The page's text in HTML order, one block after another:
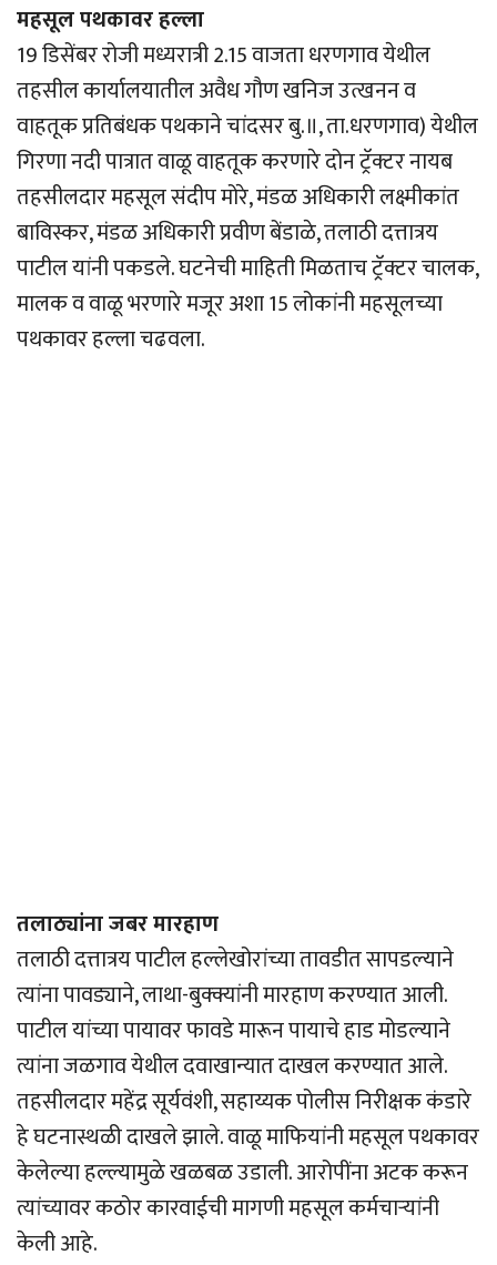
महसूल पथकावर हल्ला
19 डिसेंबर रोजी मध्यरात्री 2.15 वाजता धरणगाव येथील
तहसील कार्यालयातील अवैध गौण खनिज उत्खनन व
वाहतूक प्रतिबंधक पथकाने चांदसर बु.॥, ता.धरणगाव) येथील
गिरणा नदी पात्रात वाळू वाहतूक करणारे दोन ट्रॅक्टर नायब
तहसीलदार महसूल संदीप मोरे, मंडळ अधिकारी लक्ष्मीकांत
बाविस्कर, मंडळ अधिकारी प्रवीण बेंडाळे, तलाठी दत्तात्रय
पाटील यांनी पकडले. घटनेची माहिती मिळताच ट्रॅक्टर चालक,
मालक व वाळू भरणारे मजूर अशा 15 लोकांनी महसूलच्या
पथकावर हल्ला चढवला.
तलाठ्यांना जबर मारहाण
तलाठी दत्तात्रय पाटील हल्लेखोरांच्या तावडीत सापडल्याने
त्यांना पावड्याने, लाथा-बुक्क्यांनी मारहाण करण्यात आली.
पाटील यांच्या पायावर फावडे मारून पायाचे हाड मोडल्याने
त्यांना जळगाव येथील दवाखान्यात दाखल करण्यात आले.
तहसीलदार महेंद्र सूर्यवंशी, सहाय्यक पोलीस निरीक्षक कंडारे
हे घटनास्थळी दाखले झाले. वाळू माफियांनी महसूल पथकावर
केलेल्या हल्ल्यामुळे खळबळ उडाली. आरोपींना अटक करून
त्यांच्यावर कठोर कारवाईची मागणी महसूल कर्मचार्‍यांनी
केली आहे.